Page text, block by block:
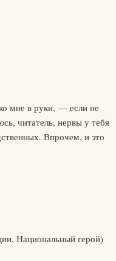
мне в руки, — если не
читатель, нервы у тебя
Впрочем, и это
Национальный герой)